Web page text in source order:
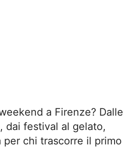
a Firenze? Dalle
dai festival al gelato,
chi trascorre il primo